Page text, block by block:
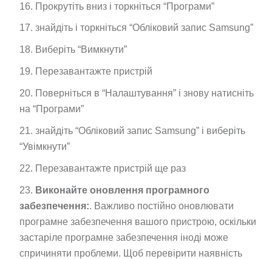
Прокрутіть вниз і торкніться “Програми”
знайдіть і торкніться “Обліковий запис Samsung”
Виберіть “Вимкнути”
Перезавантажте пристрій
Поверніться в “Налаштування” і знову натисніть
на “Програми”
знайдіть “Обліковий запис Samsung” і виберіть
“Увімкнути”
Перезавантажте пристрій ще раз
Виконайте оновлення програмного
забезпечення:. Важливо постійно оновлювати
програмне забезпечення вашого пристрою, оскільки
застаріле програмне забезпечення іноді може
спричиняти проблеми. Щоб перевірити наявність